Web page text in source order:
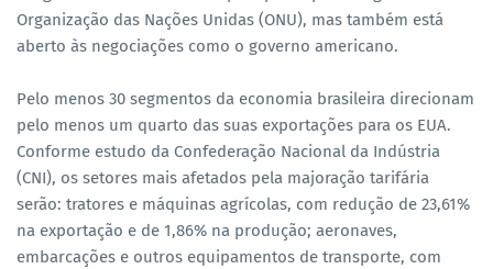
Organização das Nações Unidas (ONU), mas também está
aberto às negociações como o governo americano.
Pelo menos 30 segmentos da economia brasileira direcionam
pelo menos um quarto das suas exportações para os EUA.
Conforme estudo da Confederação Nacional da Indústria
(CNI), os setores mais afetados pela majoração tarifária
serão: tratores e máquinas agrícolas, com redução de 23,61%
na exportação e de 1,86% na produção; aeronaves,
embarcações e outros equipamentos de transporte, com